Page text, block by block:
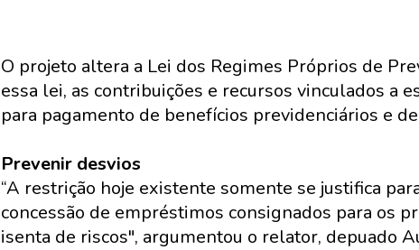
O projeto altera a Lei dos Regimes Próprios de
essa lei, as contribuições e recursos vinculados a
para pagamento de benefícios previdenciários e
Prevenir desvios
“A restrição hoje existente somente se justifica
concessão de empréstimos consignados para os
isenta de riscos", argumentou o relator, depuado